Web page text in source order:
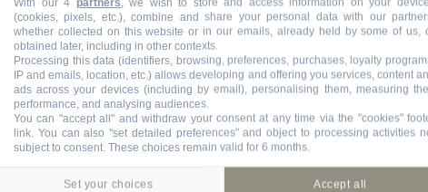
situés dans des zones à potentiel radondoivent
ou le bailleuret ce théoriquement depuis le 1er
est en attente de publication.
que l'information radon devienne obligatoire. Elle est
(cookies, pixels, etc.), combine and share your personal data with our
whether collected on this website or in our emails, already held by some of us,
obtained later, including in other contexts.
Processing this data (identifiers, browsing, preferences, purchases, loyalty
IP and emails, location, etc.) allows developing and offering you services, content
ads across your devices (including by email), personalising them, measuring
performance, and analysing audiences.
You can "accept all" and withdraw your consent at any time via the "cookies"
link . You can also "set detailed preferences" and object to processing activities
subject to consent. These choices remain valid for 6 months.
Set your choices Accept all